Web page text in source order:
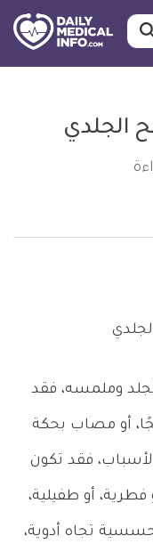
الجلدي
وملمسه، فقد
أو مصاب بحكة
فقد تكون
أو طفيلية،
تجاه أدوية،